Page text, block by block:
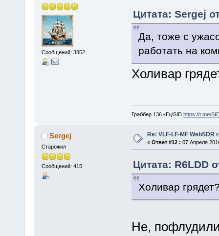
Сообщений: 3852
Цитата: Sergej
Да, тоже с
работать на
Холивар
Граббер 136 кГц/SID https://t.me/
Sergej
Старожил
Сообщений: 415
Re: VLF-LF-MF
« Ответ #12 : 07 Апреля
Цитата: R6LDD
Холивар
Не,